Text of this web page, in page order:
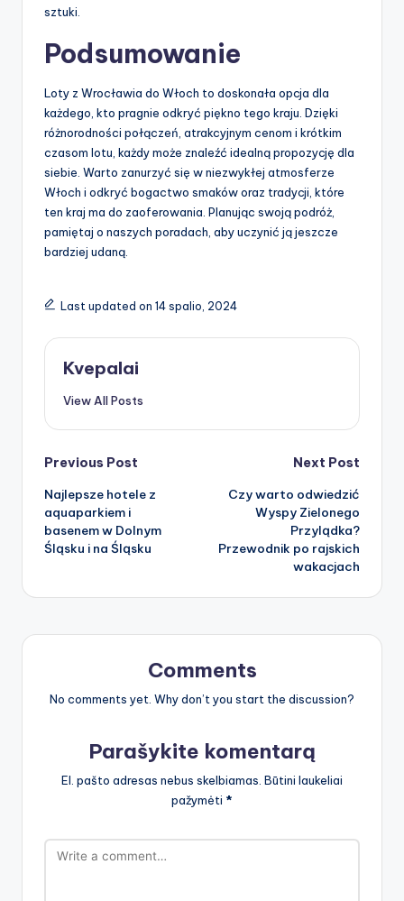
sztuki.
Podsumowanie
Loty z Wrocławia do Włoch to doskonała opcja dla
każdego, kto pragnie odkryć piękno tego kraju. Dzięki
różnorodności połączeń, atrakcyjnym cenom i krótkim
czasom lotu, każdy może znaleźć idealną propozycję dla
siebie. Warto zanurzyć się w niezwykłej atmosferze
Włoch i odkryć bogactwo smaków oraz tradycji, które
ten kraj ma do zaoferowania. Planując swoją podróż,
pamiętaj o naszych poradach, aby uczynić ją jeszcze
bardziej udaną.
Last updated on 14 spalio, 2024
Kvepalai
View All Posts
Post
navigation
Previous Post
Najlepsze hotele z
aquaparkiem i
basenem w Dolnym
Śląsku i na Śląsku
Next Post
Czy warto odwiedzić
Wyspy Zielonego
Przylądka?
Przewodnik po rajskich
wakacjach
Comments
No comments yet. Why don’t you start the discussion?
Parašykite komentarą
El. pašto adresas nebus skelbiamas. Būtini laukeliai
pažymėti *